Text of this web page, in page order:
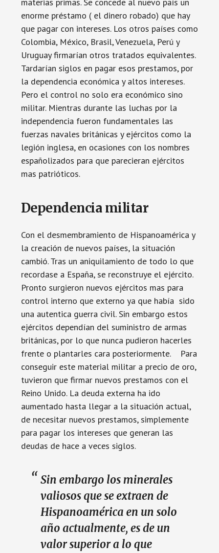
enorme préstamo ( el dinero robado) que hay
que pagar con intereses. Los otros países como
Colombia, México, Brasil, Venezuela, Perú y
Uruguay firmarían otros tratados equivalentes.
Tardarían siglos en pagar esos prestamos, por
la dependencia económica y altos intereses.
Pero el control no solo era económico sino
militar. Mientras durante las luchas por la
independencia fueron fundamentales las
fuerzas navales británicas y ejércitos como la
legión inglesa, en ocasiones con los nombres
españolizados para que parecieran ejércitos
mas patrióticos.
Dependencia militar
Con el desmembramiento de Hispanoamérica y
la creación de nuevos países, la situación
cambió. Tras un aniquilamiento de todo lo que
recordase a España, se reconstruye el ejército.
Pronto surgieron nuevos ejércitos mas para
control interno que externo ya que había sido
una autentica guerra civil. Sin embargo estos
ejércitos dependían del suministro de armas
británicas, por lo que nunca pudieron hacerles
frente o plantarles cara posteriormente. Para
conseguir este material militar a precio de oro,
tuvieron que firmar nuevos prestamos con el
Reino Unido. La deuda externa ha ido
aumentado hasta llegar a la situación actual,
de necesitar nuevos prestamos, simplemente
para pagar los intereses que generan las
deudas de hace a veces siglos.
Sin embargo los minerales
valiosos que se extraen de
Hispanoamérica en un solo
año actualmente, es de un
valor superior a lo que